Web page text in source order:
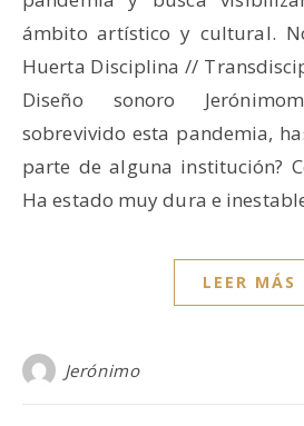
ámbito artístico y cultural.
Huerta Disciplina //
Diseño sonoro
sobrevivido esta pandemia,
parte de alguna institución?
Ha estado muy dura e
LEER MÁS
Jerónimo